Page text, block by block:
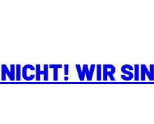
NICHT! WIR